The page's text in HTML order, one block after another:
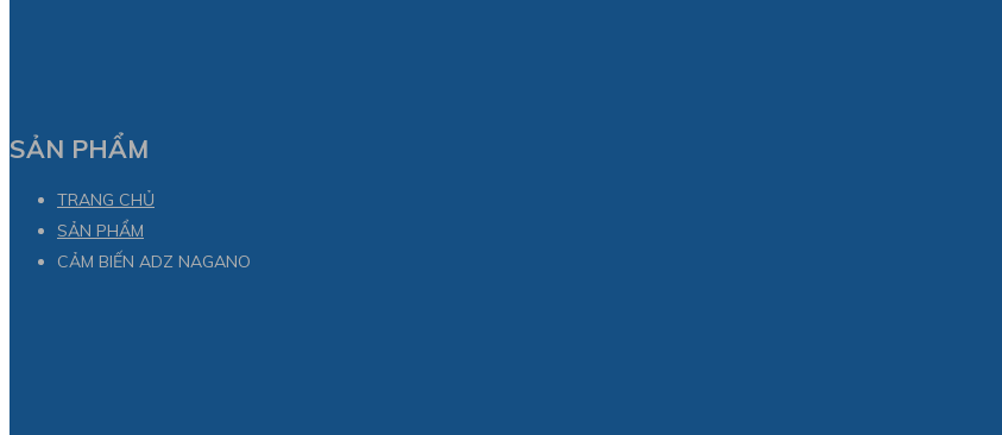
SẢN PHẨM
TRANG CHỦ
SẢN PHẨM
CẢM BIẾN ADZ NAGANO